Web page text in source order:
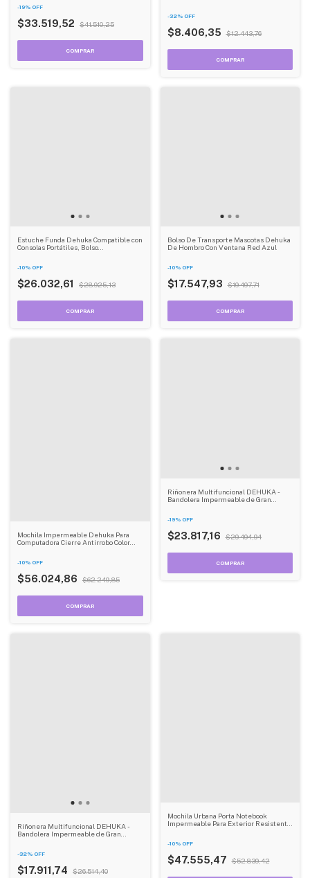
-19% OFF
$33.519,52 $41.510,25
-32% OFF
$8.406,35 $12.443,76
Estuche Funda Dehuka Compatible con
Consolas Portátiles, Bolso
-10% OFF
$26.032,61 $28.925,13
Bolso De Transporte Mascotas Dehuka
De Hombro Con Ventana Red Azul
-10% OFF
$17.547,93 $19.497,71
Mochila Impermeable Dehuka Para
Computadora Cierre Antirrobo Color
-10% OFF
$56.024,86 $62.249,85
COMPRAR
Riñonera Multifuncional DEHUKA -
Bandolera Impermeable de Gran
-19% OFF
$23.817,16 $29.494,94
Riñonera Multifuncional DEHUKA -
Bandolera Impermeable de Gran
-32% OFF
$17.911,74 $26.514,40
Mochila Urbana Porta Notebook
Impermeable Para Exterior Resistente
-10% OFF
$47.555,47 $52.839,42